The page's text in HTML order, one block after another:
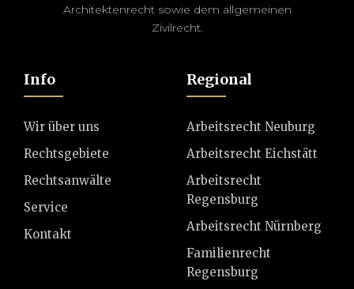
Architektenrecht sowie dem allgemeinen
Zivilrecht.
Info
Wir über uns
Rechtsgebiete
Rechtsanwälte
Service
Kontakt
Regional
Arbeitsrecht Neuburg
Arbeitsrecht Eichstätt
Arbeitsrecht
Regensburg
Arbeitsrecht Nürnberg
Familienrecht
Regensburg